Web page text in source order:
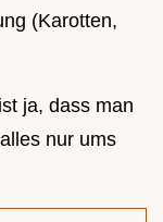
(Karotten,
ist ja, dass man
nur ums